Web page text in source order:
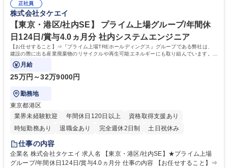
者や電力会社との調整、系統連系協議（OJTで習得）■需給調整など電力
市場でのオペレーション（1on1での指導あり） 募集職種 【事業企画】未
経験活躍実績多数！再エネ事業企画に挑戦★プライム上場
たい方 ■行政・自治体との折衝経験■補助金申請や制度理解のある方 ■再エ
ネ・インフラ業界での業務経験 ■エネルギー政策やGXに関する知識 学
歴・資格 学歴：大学院 大学 高専 短大 専修学校 高校 語学力： 資格：
正社員
株式会社タケエイ
【東京・港区/社内SE】 プライム上場グループ/年間休
日124日/賞与4.0ヵ月分 社内システムエンジニア
【お任せすること】⇒『プライム上場TREホールディングス』グループである弊社は、
建設の際に出る産業廃棄物のリサイクルや再生可能エネルギーにも取り組んでいます。そ
んな弊社での社内SEをこの度お任せ！
月給
25万円～32万9000円
勤務地
東京都港区
業界未経験歓迎
年間休日120日以上
資格取得支援あり
時短勤務あり
退職金あり 完全週休2日制 土日祝休み
仕事の内容
企業名 株式会社タケエイ 求人名 【東京・港区/社内SE】★プライム上場
グループ/年間休日124日/賞与4.0ヵ月分 仕事の内容 【お任せすること】⇒